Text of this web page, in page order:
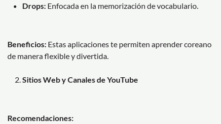
Drops: Enfocada en la memorización de vocabulario.
Beneficios: Estas aplicaciones te permiten aprender coreano
de manera flexible y divertida.
Sitios Web y Canales de YouTube
Recomendaciones: